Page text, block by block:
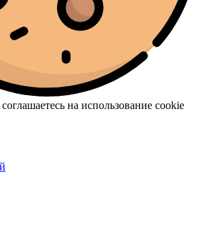
на использование cookie